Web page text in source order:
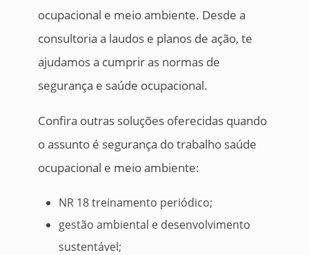
ocupacional e meio ambiente. Desde a
consultoria a laudos e planos de ação, te
ajudamos a cumprir as normas de
segurança e saúde ocupacional.
Confira outras soluções oferecidas quando
o assunto é segurança do trabalho saúde
ocupacional e meio ambiente:
NR 18 treinamento periódico;
gestão ambiental e desenvolvimento
sustentável;